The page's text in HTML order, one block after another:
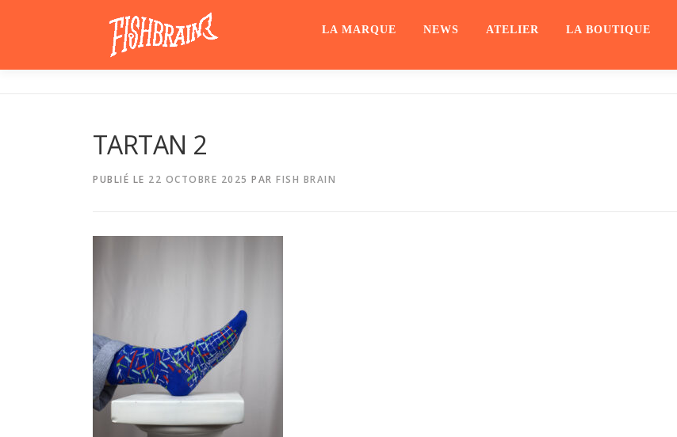
LA MARQUE NEWS ATELIER LA BOUTIQUE
TARTAN 2
PUBLIÉ LE 22 OCTOBRE 2025 PAR FISH BRAIN